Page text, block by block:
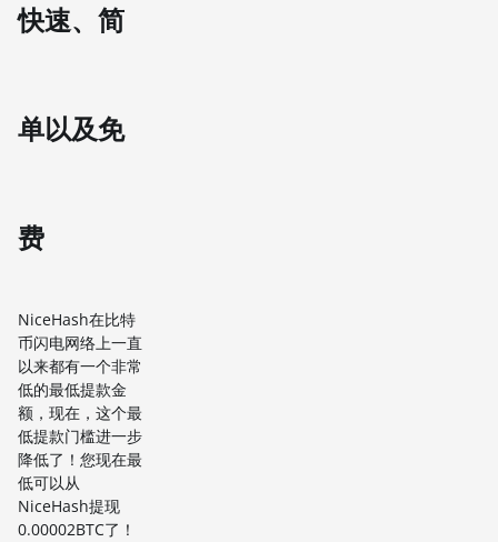
快速、简
单以及免
费
NiceHash在比特
币闪电网络上一直
以来都有一个非常
低的最低提款金
额，现在，这个最
低提款门槛进一步
降低了！您现在最
低可以从
NiceHash提现
0.00002BTC了！